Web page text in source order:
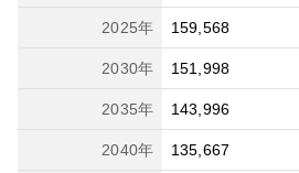
2025年 159,568
2030年 151,998
2035年 143,996
2040年 135,667